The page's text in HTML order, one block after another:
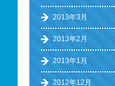
2013年3月
2013年2月
2013年1月
2012年12月